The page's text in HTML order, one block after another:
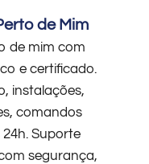
de Mim
de mim com
e certificado.
instalações,
comandos
Suporte
segurança,